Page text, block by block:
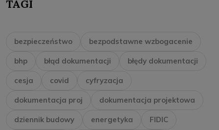
TAGI
bezpieczeństwo bezpodstawne wzbogacenie
bhp błąd dokumentacji błędy dokumentacji
cesja covid cyfryzacja
dokumentacja proj dokumentacja projektowa
dziennik budowy energetyka FIDIC